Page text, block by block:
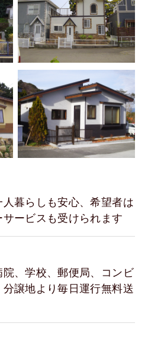
暮らしも安心、希望者は
ービスも受けられます
、学校、郵便局、コンビ
譲地より毎日運行無料送